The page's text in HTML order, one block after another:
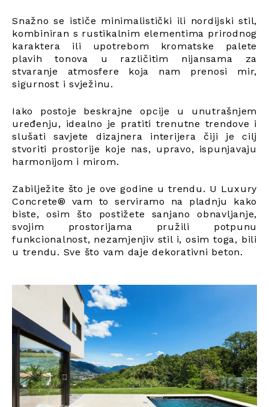
Snažno se ističe minimalistički ili nordijski stil,
kombiniran s rustikalnim elementima prirodnog
karaktera ili upotrebom kromatske palete
plavih tonova u različitim nijansama za
stvaranje atmosfere koja nam prenosi mir,
sigurnost i svježinu.
Iako postoje beskrajne opcije u unutrašnjem
uređenju, idealno je pratiti trenutne trendove i
slušati savjete dizajnera interijera čiji je cilj
stvoriti prostorije koje nas, upravo, ispunjavaju
harmonijom i mirom.
Zabilježite što je ove godine u trendu. U Luxury
Concrete® vam to serviramo na pladnju kako
biste, osim što postižete sanjano obnavljanje,
svojim prostorijama pružili potpunu
funkcionalnost, nezamjenjiv stil i, osim toga, bili
u trendu. Sve što vam daje dekorativni beton.